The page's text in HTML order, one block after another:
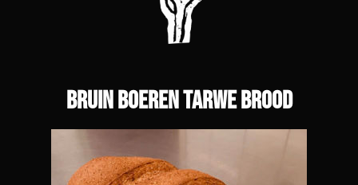
Bruin boeren tarwe brood